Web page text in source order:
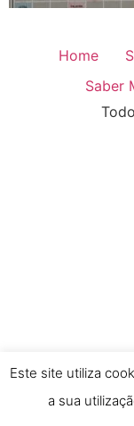
Home
Saber
Este site utiliza
a sua